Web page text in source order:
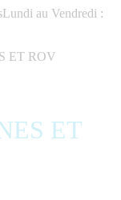
Lundi au Vendredi :
ET ROV
ET